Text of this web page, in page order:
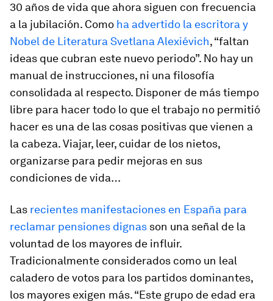
30 años de vida que ahora siguen con frecuencia
a la jubilación. Como ha advertido la escritora y
Nobel de Literatura Svetlana Alexiévich, “faltan
ideas que cubran este nuevo periodo”. No hay un
manual de instrucciones, ni una filosofía
consolidada al respecto. Disponer de más tiempo
libre para hacer todo lo que el trabajo no permitió
hacer es una de las cosas positivas que vienen a
la cabeza. Viajar, leer, cuidar de los nietos,
organizarse para pedir mejoras en sus
condiciones de vida…
Las recientes manifestaciones en España para
reclamar pensiones dignas son una señal de la
voluntad de los mayores de influir.
Tradicionalmente considerados como un leal
caladero de votos para los partidos dominantes,
los mayores exigen más. “Este grupo de edad era